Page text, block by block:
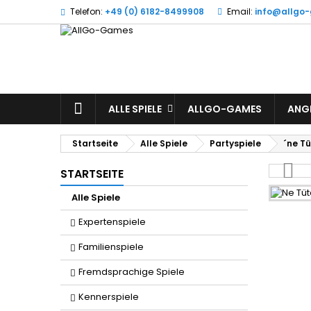
Telefon: +49 (0) 6182-8499908 Email:
STARTSEITE
ALLE SPIELE ALLGO-GAMES
Startseite Alle Spiele Partyspiele ´ne
STARTSEITE
Alle Spiele
Expertenspiele
Familienspiele
Fremdsprachige Spiele
Kennerspiele